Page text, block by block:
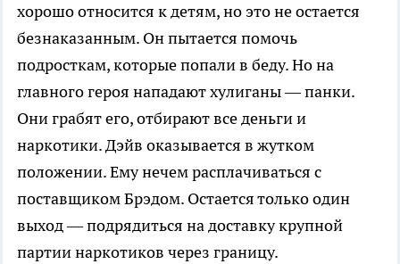
хорошо относится к детям, но это не остается
безнаказанным. Он пытается помочь
подросткам, которые попали в беду. Но на
главного героя нападают хулиганы — панки.
Они грабят его, отбирают все деньги и
наркотики. Дэйв оказывается в жутком
положении. Ему нечем расплачиваться с
поставщиком Брэдом. Остается только один
выход — подрядиться на доставку крупной
партии наркотиков через границу.